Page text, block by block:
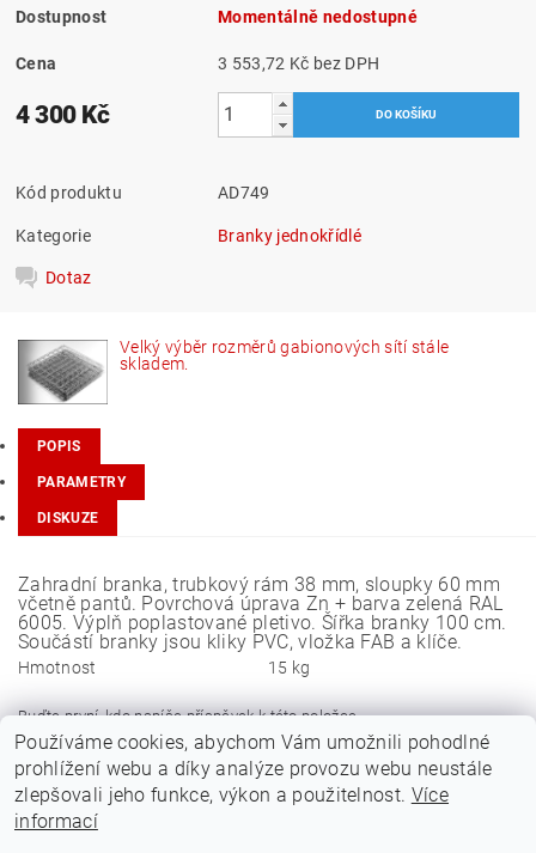
Dostupnost Momentálně nedostupné
Cena 3 553,72 Kč bez DPH
4 300 Kč
Kód produktu AD749
Kategorie Branky jednokřídlé
Dotaz
Velký výběr rozměrů gabionových sítí stále
skladem.
POPIS
PARAMETRY
DISKUZE
Zahradní branka, trubkový rám 38 mm, sloupky 60 mm
včetně pantů. Povrchová úprava Zn + barva zelená RAL
6005. Výplň poplastované pletivo. Šířka branky 100 cm.
Součástí branky jsou kliky PVC, vložka FAB a klíče.
Hmotnost 15 kg
Buďte první, kdo napíše příspěvek k této položce.
Přidat komentář
Používáme cookies, abychom Vám umožnili pohodlné
prohlížení webu a díky analýze provozu webu neustále
zlepšovali jeho funkce, výkon a použitelnost. Více
informací